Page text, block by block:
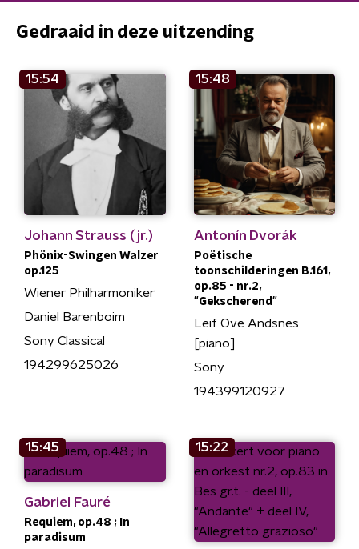
Gedraaid in deze uitzending
15:54
Johann Strauss (jr.)
Phönix-Swingen Walzer
op.125
Wiener Philharmoniker
Daniel Barenboim
Sony Classical
194299625026
15:48
Antonín Dvorák
Poëtische
toonschilderingen B.161,
op.85 - nr.2,
"Gekscherend"
Leif Ove Andsnes
[piano]
Sony
194399120927
15:45
Gabriel Fauré
Requiem, op.48 ; In
paradisum
15:22